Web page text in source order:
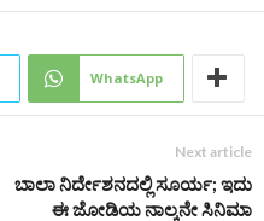
WhatsApp
Next article
ಬಾಲಾ ನಿರ್ದೇಶನದಲ್ಲಿ ಸೂರ್ಯ; ಇದು
ಈ ಜೋಡಿಯ ನಾಲ್ಕನೇ ಸಿನಿಮಾ